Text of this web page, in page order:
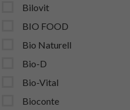
Bilovit
BIO FOOD
Bio Naturell
Bio-D
Bio-Vital
Bioconte